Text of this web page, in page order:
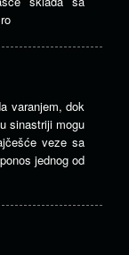
varanjem, dok
sinastriji mogu
veze sa
jednog od